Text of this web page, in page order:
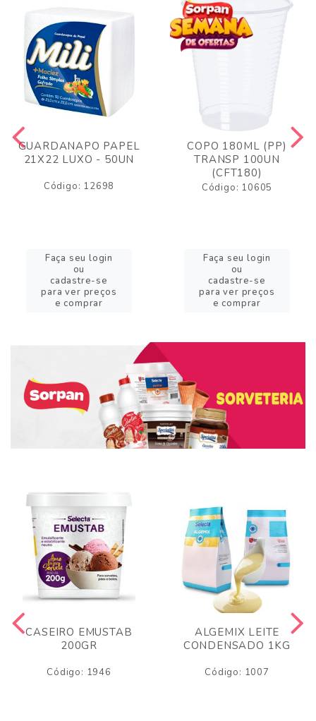
GUARDANAPO PAPEL
21X22 LUXO - 50UN
Código: 12698
Faça seu login
ou
cadastre-se
para ver preços
e comprar
COPO 180ML (PP)
TRANSP 100UN
(CFT180)
Código: 10605
Faça seu login
ou
cadastre-se
para ver preços
e comprar
CASEIRO EMUSTAB
200GR
Código: 1946
ALGEMIX LEITE
CONDENSADO 1KG
Código: 1007